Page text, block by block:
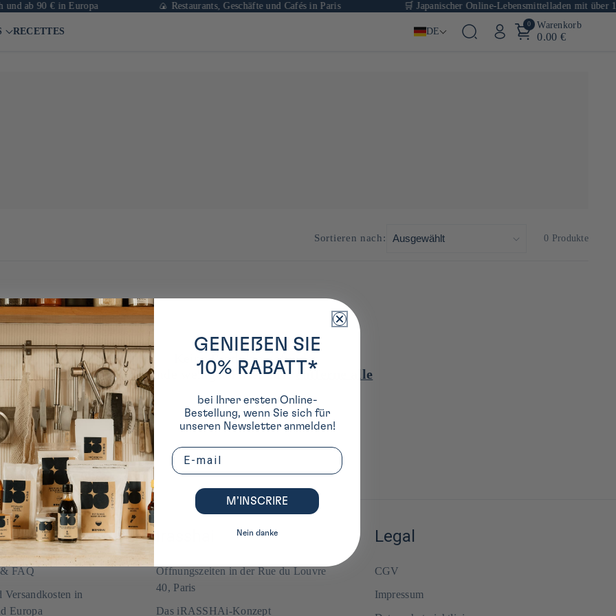
ab 90 € in Europa 🍙 Restaurants, Geschäfte und Cafés in Paris 🛒 Japanischer Online-Lebensmittelladen mit über
RECETTES DE
0 Warenkorb
0.00 €
Sortieren nach: 0 Produkte
Keine Produkte gefunden
Verwende weniger Filter oder
entferne alle
FAQ
Versandkosten in
Europa
Öffnungszeiten in der Rue du Louvre
40, Paris
Das iRASSHAi-Konzept
Legal
CGV
Impressum
GENIEßEN SIE
10% RABATT*
bei Ihrer ersten Online-
Bestellung, wenn Sie sich für
unseren Newsletter anmelden!
Email
M’INSCRIRE
Nein danke